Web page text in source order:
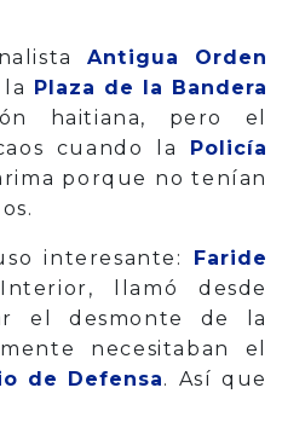
Antigua Orden
Plaza de la Bandera
haitiana, pero el
cuando la Policía
porque no tenían
interesante: Faride
llamó desde
el desmonte de la
necesitaban el
de Defensa. Así que